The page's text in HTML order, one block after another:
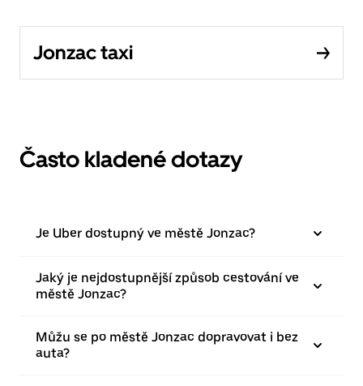
Jonzac taxi
Často kladené dotazy
Je Uber dostupný ve městě Jonzac?
Jaký je nejdostupnější způsob cestování ve
městě Jonzac?
Můžu se po městě Jonzac dopravovat i bez
auta?